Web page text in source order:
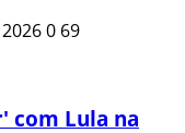
0 69
com Lula na